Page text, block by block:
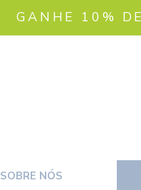
GANHE 10%
SOBRE NÓS